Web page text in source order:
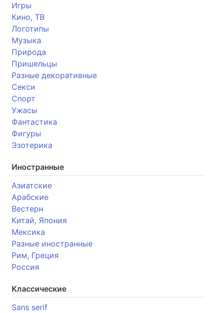
Игры
Кино, ТВ
Логотипы
Музыка
Природа
Пришельцы
Разные декоративные
Секси
Спорт
Ужасы
Фантастика
Фигуры
Эзотерика
Иностранные
Азиатские
Арабские
Вестерн
Китай, Япония
Мексика
Разные иностранные
Рим, Греция
Россия
Классические
Sans serif